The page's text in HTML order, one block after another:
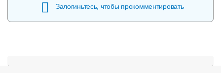
Залогиньтесь, чтобы прокомментировать